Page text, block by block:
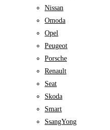
Nissan
Omoda
Opel
Peugeot
Porsche
Renault
Seat
Skoda
Smart
SsangYong